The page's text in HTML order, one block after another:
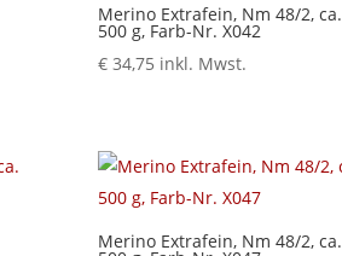
Merino Extrafein, Nm 48/2, ca.
500 g, Farb-Nr. X042
€ 34,75 inkl. Mwst.
Merino Extrafein, Nm 48/2, ca.